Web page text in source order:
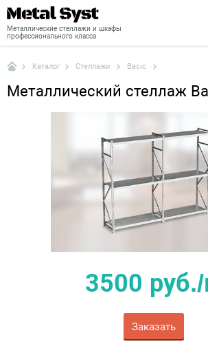
Металлические стеллажи и шкафы
профессионального класса
Каталог
Шкафы
Контакты
Каталог Стеллажи Basic
Металлический стеллаж
3500
Заказать